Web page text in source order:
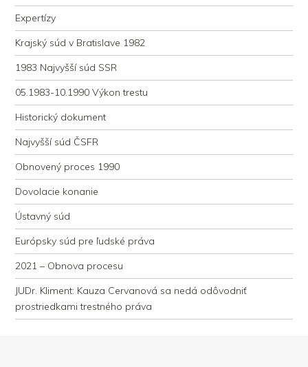
Expertízy
Krajský súd v Bratislave 1982
1983 Najvyšší súd SSR
05.1983-10.1990 Výkon trestu
Historický dokument
Najvyšší súd ČSFR
Obnovený proces 1990
Dovolacie konanie
Ústavný súd
Európsky súd pre ľudské práva
2021 – Obnova procesu
JUDr. Kliment: Kauza Cervanová sa nedá odôvodniť
prostriedkami trestného práva